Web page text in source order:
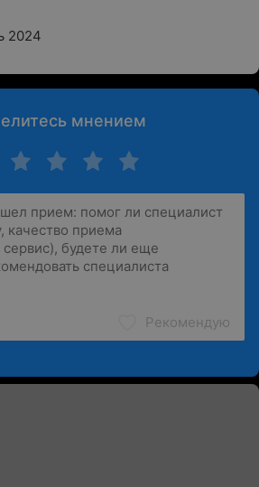
2024
мнением
Рекомендую